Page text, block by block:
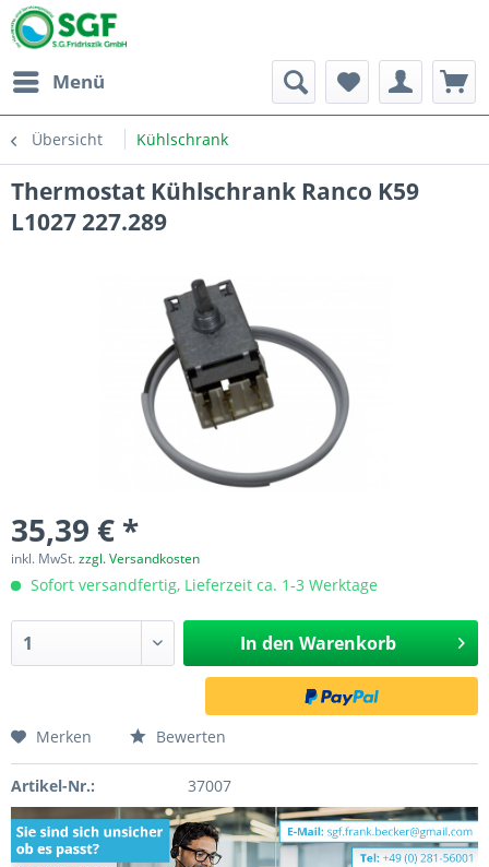
Menü
Übersicht Kühlschrank
Thermostat Kühlschrank Ranco K59
L1027 227.289
35,39 € *
inkl. MwSt.zzgl. Versandkosten
Sofort versandfertig, Lieferzeit ca. 1-3 Werktage
In den Warenkorb
Merken Bewerten
Artikel-Nr.: 37007